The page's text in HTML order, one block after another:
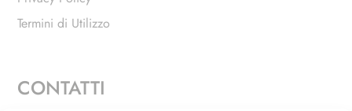
Termini di Utilizzo
CONTATTI